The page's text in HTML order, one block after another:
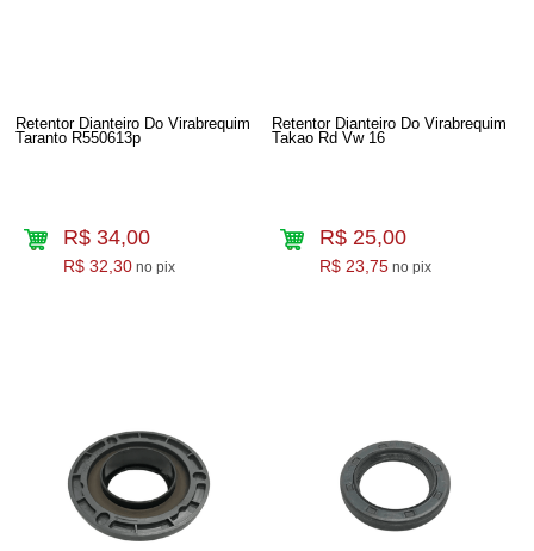
Retentor Dianteiro Do Virabrequim
Taranto R550613p
R$ 34,00
R$ 32,30 no pix
Retentor Dianteiro Do Virabrequim
Takao Rd Vw 16
R$ 25,00
R$ 23,75 no pix